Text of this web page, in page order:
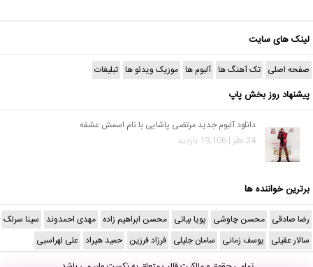
لینک های سایت
صفحه اصلی تک آهنگ ها آلبوم ها موزیک ویدئو ها تبلیغات
پیشنهاد روز بخش پاپ
دانلود آلبوم جدید مرتضی پاشایی با نام اسمش عشقه
24 نظر | 19,106 بازدید
برترین خواننده ها
رضا صادقی محسن چاوشی پویا بیاتی محسن ابراهیم زاده مهدی احمدوند سینا سرلک
سالار عقیلی یوسف زمانی سامان جلیلی فرزاد فرزین حمید هیراد علی لهراسبی